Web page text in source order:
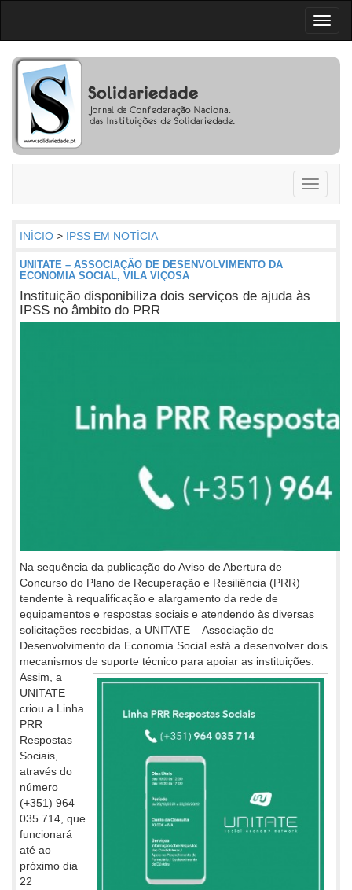
Toggle
INÍCIO > IPSS EM NOTÍCIA
UNITATE – ASSOCIAÇÃO DE DESENVOLVIMENTO DA
ECONOMIA SOCIAL, VILA VIÇOSA
Instituição disponibiliza dois serviços de ajuda às
IPSS no âmbito do PRR
Na sequência da publicação do Aviso de Abertura de
Concurso do Plano de Recuperação e Resiliência (PRR)
tendente à requalificação e alargamento da rede de
equipamentos e respostas sociais e atendendo às diversas
solicitações recebidas, a UNITATE – Associação de
Desenvolvimento da Economia Social está a desenvolver dois
mecanismos de suporte técnico para apoiar as instituições.
Assim, a
UNITATE
criou a Linha
PRR
Respostas
Sociais,
através do
número
(+351) 964
035 714, que
funcionará
até ao
próximo dia
22